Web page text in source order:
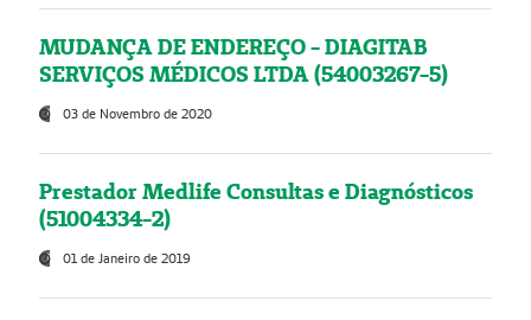
MUDANÇA DE ENDEREÇO - DIAGITAB
SERVIÇOS MÉDICOS LTDA (54003267-5)
03 de Novembro de 2020
Prestador Medlife Consultas e Diagnósticos
(51004334-2)
01 de Janeiro de 2019